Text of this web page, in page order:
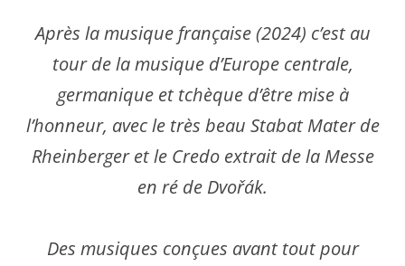
Après la musique française (2024) c’est au
tour de la musique d’Europe centrale,
germanique et tchèque d’être mise à
l’honneur, avec le très beau Stabat Mater de
Rheinberger et le Credo extrait de la Messe
en ré de Dvořák.
Des musiques conçues avant tout pour